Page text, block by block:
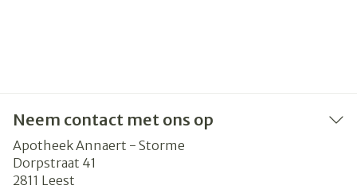
Neem contact met ons op
Apotheek Annaert - Storme
Dorpstraat 41
2811 Leest